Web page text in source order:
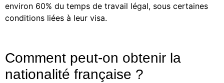
environ 60% du temps de travail légal, sous certaines
conditions liées à leur visa.
Comment peut-on obtenir la
nationalité française ?